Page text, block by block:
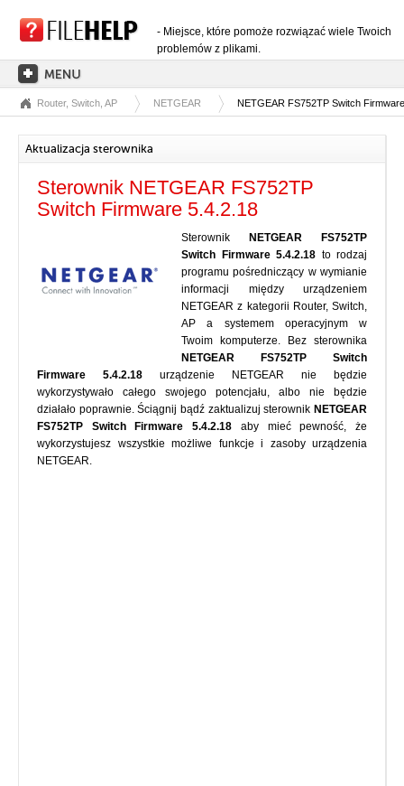
- Miejsce, które pomoże rozwiązać wiele Twoich
problemów z plikami.
STRONA GŁÓWNA
KATEGORIE ROZSZERZEŃ
PLIKI DLL
PROGRAMY
Router, Switch, AP NETGEAR NETGEAR FS752TP Switch
Aktualizacja sterownika
Sterownik NETGEAR FS752TP
Switch Firmware 5.4.2.18
Sterownik
NETGEAR FS752TP
Switch Firmware 5.4.2.18 to rodzaj
programu pośredniczący w wymianie
informacji między urządzeniem
NETGEAR z kategorii Router, Switch,
AP a systemem operacyjnym w
Twoim komputerze. Bez sterownika
NETGEAR FS752TP Switch
Firmware 5.4.2.18 urządzenie NETGEAR nie będzie
wykorzystywało całego swojego potencjału, albo nie będzie
działało poprawnie. Ściągnij bądź zaktualizuj sterownik NETGEAR
FS752TP Switch Firmware 5.4.2.18 aby mieć pewność, że
wykorzystujesz wszystkie możliwe funkcje i zasoby urządzenia
NETGEAR.